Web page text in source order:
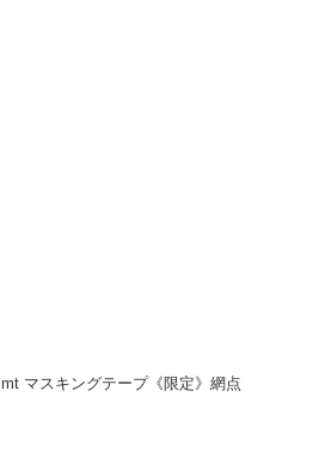
mt マスキングテープ《限定》網点